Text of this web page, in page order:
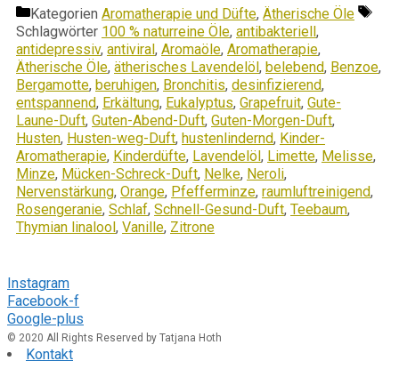
Kategorien Aromatherapie und Düfte, Ätherische Öle
Schlagwörter 100 % naturreine Öle, antibakteriell,
antidepressiv, antiviral, Aromaöle, Aromatherapie,
Ätherische Öle, ätherisches Lavendelöl, belebend, Benzoe,
Bergamotte, beruhigen, Bronchitis, desinfizierend,
entspannend, Erkältung, Eukalyptus, Grapefruit, Gute-
Laune-Duft, Guten-Abend-Duft, Guten-Morgen-Duft,
Husten, Husten-weg-Duft, hustenlindernd, Kinder-
Aromatherapie, Kinderdüfte, Lavendelöl, Limette, Melisse,
Minze, Mücken-Schreck-Duft, Nelke, Neroli,
Nervenstärkung, Orange, Pfefferminze, raumluftreinigend,
Rosengeranie, Schlaf, Schnell-Gesund-Duft, Teebaum,
Thymian linalool, Vanille, Zitrone
Instagram
Facebook-f
Google-plus
© 2020 All Rights Reserved by Tatjana Hoth
Kontakt